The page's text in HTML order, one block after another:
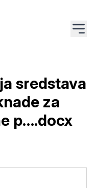
sredstava
za
p….docx